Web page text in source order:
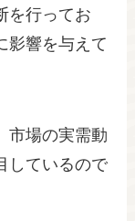
を行ってお
影響を与えて
市場の実需動
しているので